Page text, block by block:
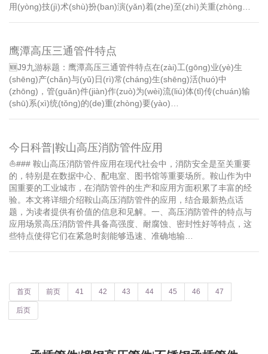
用(yòng)技(jì)术(shù)扮(ban)演(yǎn)着(zhe)至(zhì)关重(zhòng…
鹰潭高压三通管件特点
🆕J9九游标题：鹰潭高压三通管件特点在(zài)工(gōng)业(yè)生
(shēng)产(chǎn)与(yǔ)日(rì)常(cháng)生(shēng)活(huó)中
(zhōng)，管(guǎn)件(jiàn)作(zuò)为(wèi)流(liú)体(tǐ)传(chuán)输
(shū)系(xì)统(tǒng)的(de)重(zhòng)要(yào)…
今日科普|鞍山高压消防管件应用
⛵️### 鞍山高压消防管件应用在现代社会中，消防安全是至关重要
的，特别是在数据中心、配电室、图书馆等重要场所。鞍山作为中
国重要的工业城市，在消防管件的生产和应用方面积累了丰富的经
验。本文将详细介绍鞍山高压消防管件的应用，结合最新热点话
题，为读者提供有价值的信息和见解。一、高压消防管件的特点与
应用场景高压消防管件具备高强度、耐腐蚀、密封性好等特点，这
些特点使得它们在紧急时刻能够迅速、准确地输…
首页 前页 41 42 43 44 45 46 47
后页